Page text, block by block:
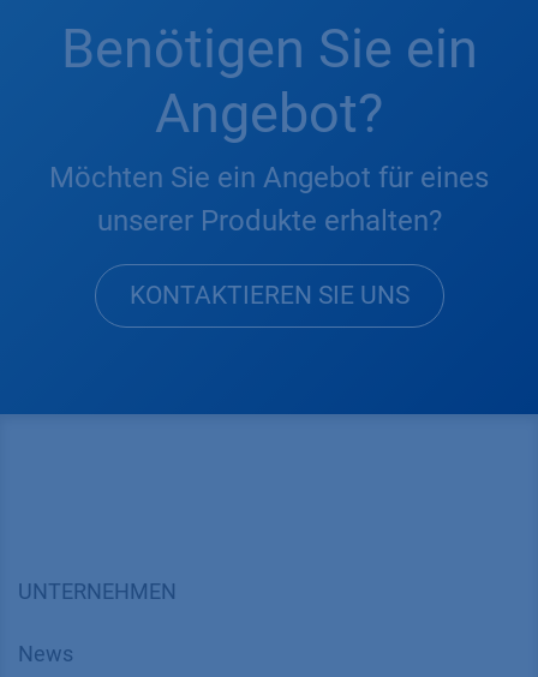
Benötigen Sie ein
Angebot?
Möchten Sie ein Angebot für eines
unserer Produkte erhalten?
KONTAKTIEREN SIE UNS
UNTERNEHMEN
News